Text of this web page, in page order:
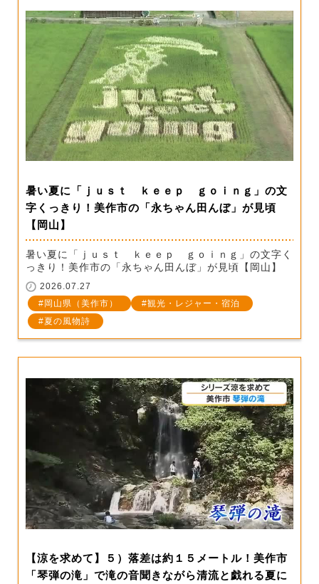
暑い夏に「ｊｕｓｔ ｋｅｅｐ ｇｏｉｎｇ」の文
字くっきり！美作市の「永ちゃん田んぼ」が見頃
【岡山】
暑い夏に「ｊｕｓｔ ｋｅｅｐ ｇｏｉｎｇ」の文字く
っきり！美作市の「永ちゃん田んぼ」が見頃【岡山】
2026.07.27
岡山県（美作市）
観光・レジャー・宿泊
夏の風物詩
【涼を求めて】５）落差は約１５メートル！美作市
「琴弾の滝」で滝の音聞きながら清流と戯れる夏に